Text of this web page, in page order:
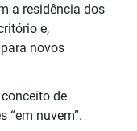
a residência dos
e,
novos
de
“em nuvem”.